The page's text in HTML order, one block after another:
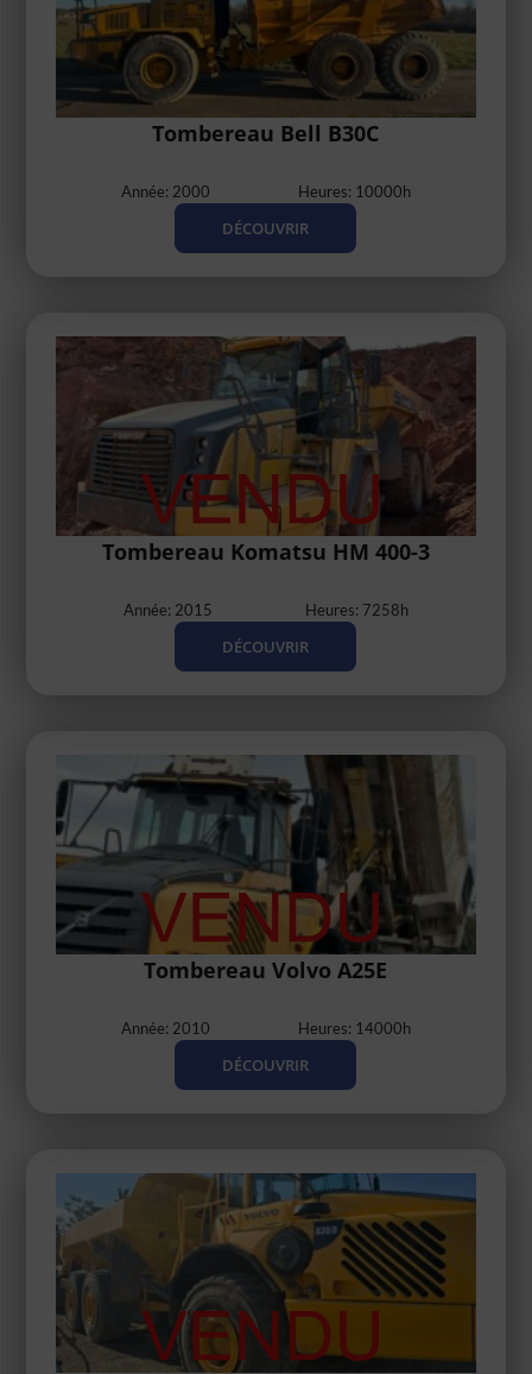
Tombereau Bell B30C
Année: 2000 Heures: 10000h
DÉCOUVRIR
Tombereau Komatsu HM 400-3
Année: 2015 Heures: 7258h
DÉCOUVRIR
Tombereau Volvo A25E
Année: 2010 Heures: 14000h
DÉCOUVRIR